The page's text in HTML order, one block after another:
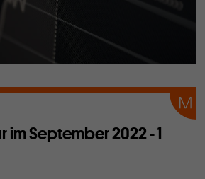
im September 2022 - 1